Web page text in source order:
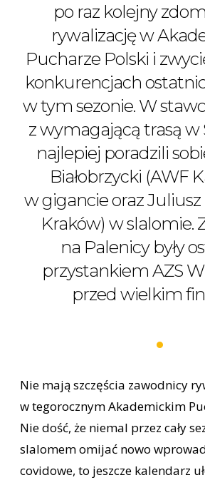
po raz kolejny
rywalizację w
Pucharze Polski i
konkurencjach
w tym sezonie. W
z wymagającą trasą w
najlepiej poradzili
Białobrzycki (AWF
w gigancie oraz
Kraków) w slalomie.
na Palenicy były
przystankiem AZS
przed wielkim
Nie mają szczęścia zawodnicy
w tegorocznym Akademickim
Nie dość, że niemal przez cały
slalomem omijać nowo
covidowe, to jeszcze kalendarz